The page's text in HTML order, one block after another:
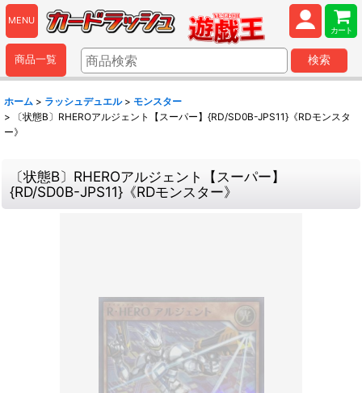
MENU
カート
商品一覧 検索
ホーム > ラッシュデュエル > モンスター
>
〔状態B〕RHEROアルジェント【スーパー】{RD/SD0B-JPS11}《RDモンスタ
ー》
〔状態B〕RHEROアルジェント【スーパー】
{RD/SD0B-JPS11}《RDモンスター》